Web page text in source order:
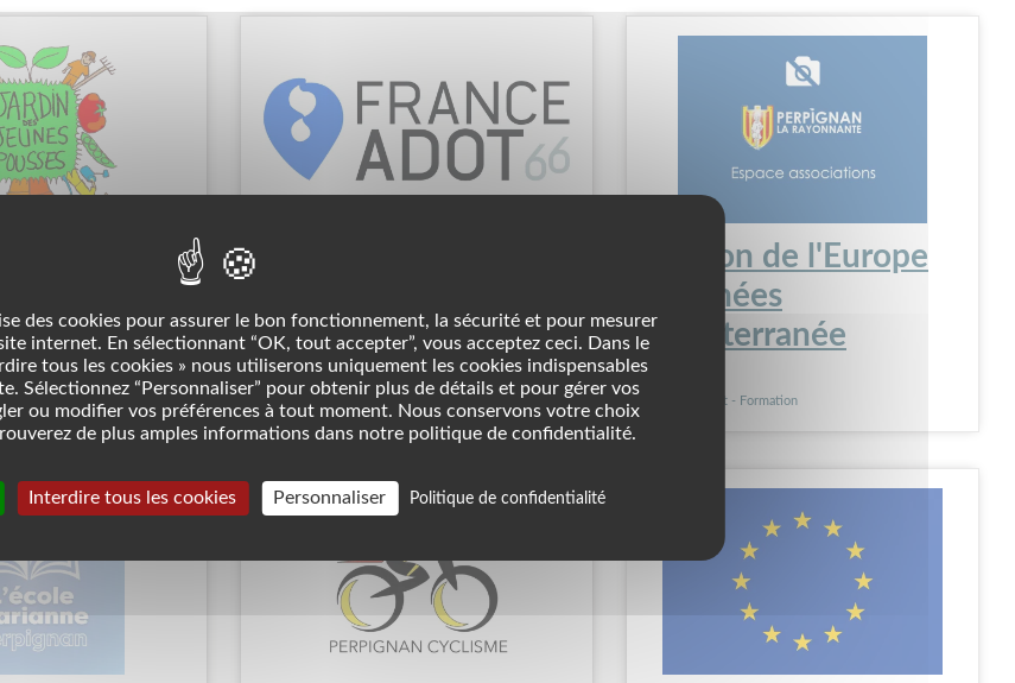
JEUNES
Prévention/Santé
Maison de l'Europe
Pyrénées
Méditerranée
Association
Enseignement - Formation
des cookies pour assurer le bon fonctionnement, la sécurité et pour mesurer
internet. En sélectionnant “OK, tout accepter”, vous acceptez ceci. Dans le
tous les cookies » nous utiliserons uniquement les cookies indispensables
Sélectionnez “Personnaliser” pour obtenir plus de détails et pour gérer vos
ou modifier vos préférences à tout moment. Nous conservons votre choix
de plus amples informations dans notre politique de confidentialité.
Interdire tous les cookies Personnaliser Politique de confidentialité